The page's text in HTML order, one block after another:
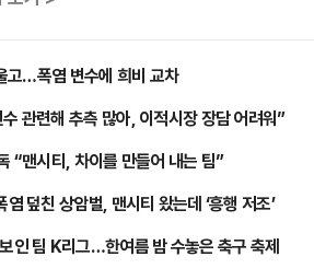
고…폭염 변수에 희비 교차
관련해 추측 많아, 이적시장 장담 어려워”
“맨시티, 차이를 만들어 내는 팀”
덮친 상암벌, 맨시티 왔는데 ‘흥행 저조’
인 팀 K리그…한여름 밤 수놓은 축구 축제